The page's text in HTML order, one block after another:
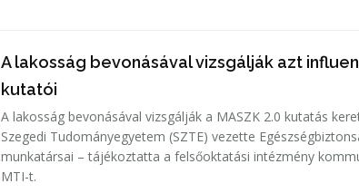
A lakosság bevonásával vizsgálják azt
kutatói
A lakosság bevonásával vizsgálják a MASZK 2.0 kutatás
Szegedi Tudományegyetem (SZTE) vezette
munkatársai – tájékoztatta a felsőoktatási intézmény
MTI-t.